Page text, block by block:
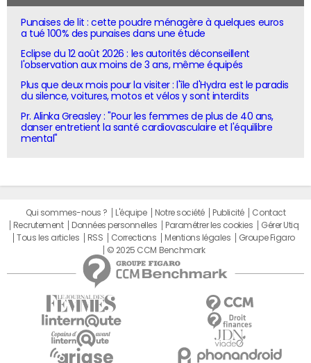
Punaises de lit : cette poudre ménagère à quelques euros
a tué 100% des punaises dans une étude
Eclipse du 12 août 2026 : les autorités déconseillent
l'observation aux moins de 3 ans, même équipés
Plus que deux mois pour la visiter : l'île d'Hydra est le paradis
du silence, voitures, motos et vélos y sont interdits
Pr. Alinka Greasley : "Pour les femmes de plus de 40 ans,
danser entretient la santé cardiovasculaire et l'équilibre
mental"
Qui sommes-nous ? L'équipe Notre société Publicité
Contact
Recrutement
Données personnelles Paramétrer les cookies
Gérer Utiq
Tous les articles
RSS Corrections Mentions légales
Groupe Figaro
© 2025 CCM Benchmark